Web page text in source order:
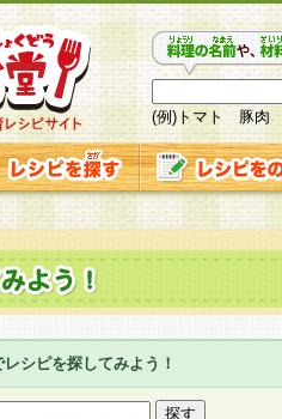
(例)トマト 豚肉
シピを探してみよう！